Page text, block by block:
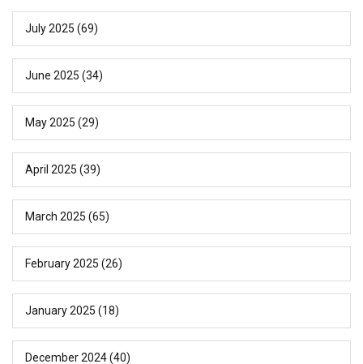
July 2025 (69)
June 2025 (34)
May 2025 (29)
April 2025 (39)
March 2025 (65)
February 2025 (26)
January 2025 (18)
December 2024(40)